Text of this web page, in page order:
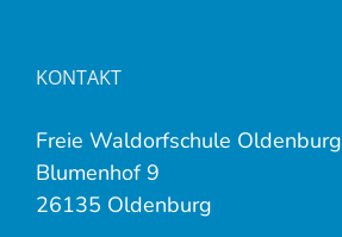
KONTAKT
Freie Waldorfschule Oldenburg
Blumenhof 9
26135 Oldenburg